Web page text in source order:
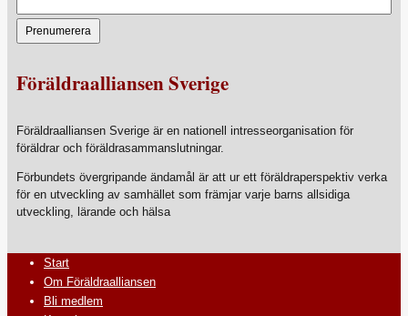
Föräldraalliansen Sverige
Föräldraalliansen Sverige är en nationell intresseorganisation för
föräldrar och föräldrasammanslutningar.
Förbundets övergripande ändamål är att ur ett föräldraperspektiv verka
för en utveckling av samhället som främjar varje barns allsidiga
utveckling, lärande och hälsa
Start
Om Föräldraalliansen
Bli medlem